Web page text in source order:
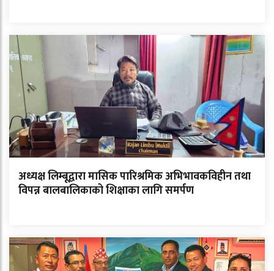
अध्यक्ष लिम्बूद्वारा मासिक पारिश्रमिक अभिभावकविहीन तथा
विपन्न बालबालिकाको शिक्षाका लागि समर्पण